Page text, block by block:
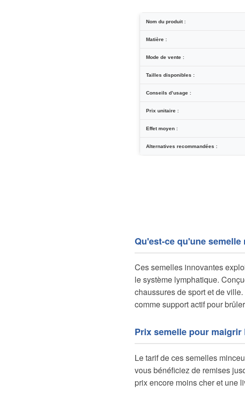
Nom du produit :
Matière :
Mode de vente :
Tailles disponibles :
Conseils d’usage :
Prix unitaire :
Effet moyen :
Alternatives recommandées :
Qu'est-ce qu'une
Ces semelles innovantes
le système lymphatique.
chaussures de sport et de
comme support actif pour
Prix semelle pour maigrir
Le tarif de ces semelles
vous bénéficiez de remises
prix encore moins cher et une